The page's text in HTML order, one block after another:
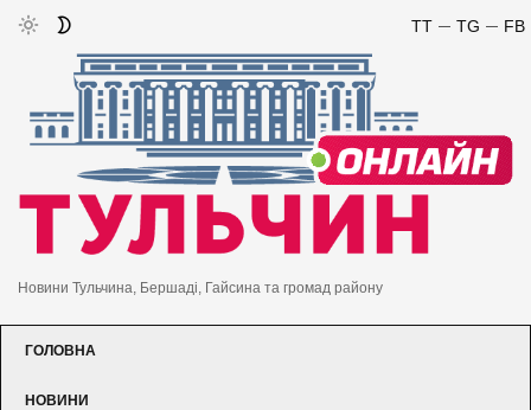
FB
TG
TT
Новини Тульчина, Бершаді, Гайсина та громад району
ГОЛОВНА
НОВИНИ